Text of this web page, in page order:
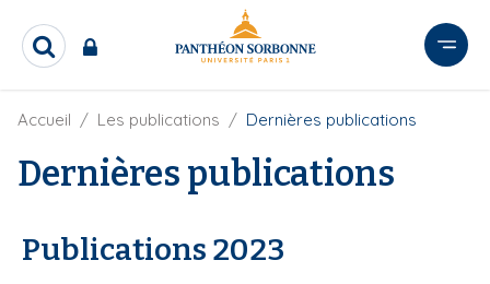
R
h
r
c
r
F
l
d
Accueil Les publications Dernières publications
Dernières publications
Publications 2023